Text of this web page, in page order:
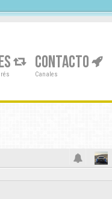
CONTACTO
Canales